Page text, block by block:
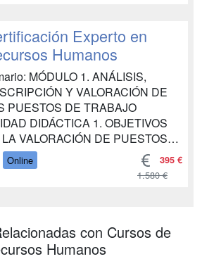
DIDÁCTICA 4. LEY
DE LA SEGURIDAD
2. EL CONTRATO
UNIDAD DIDÁC...
Experto en
Humanos
MÓDULO 1. ANÁLISIS,
Y VALORACIÓN DE
PUESTOS DE TRABAJO
DIDÁCTICA 1. OBJETIVOS
VALORACIÓN DE PUESTOS
TRABAJO (VPT) UNIDAD
2. AGENTES QUE
4. SISTEMAS DE VPT
DIDÁCTICA 5. OTROS DE
Online 395 €
1.580 €
con Cursos de
Humanos